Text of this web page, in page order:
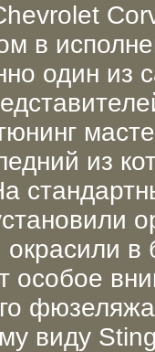
в
один из
из
в
особое
виду